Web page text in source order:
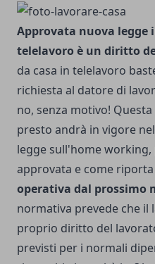
Approvata nuova legge
telelavoro è un diritto
da casa in telelavoro
richiesta al datore di
no, senza motivo!
presto andrà in vigore
legge sull'home
approvata e come riporta
operativa dal prossimo
normativa prevede che il
proprio diritto del
previsti per i normali